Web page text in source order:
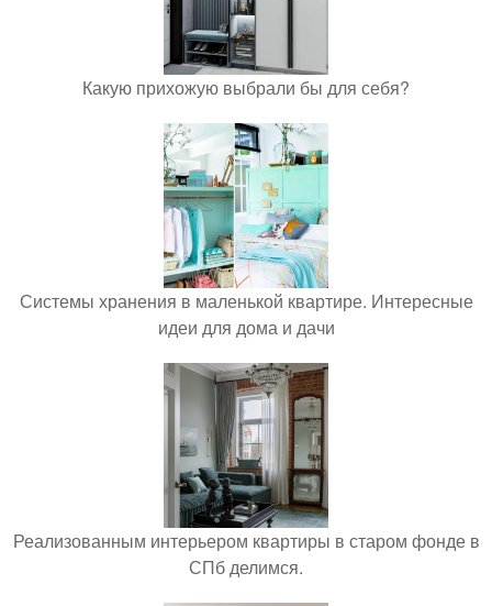
Какую прихожую выбрали бы для себя?
Системы хранения в маленькой квартире. Интересные
идеи для дома и дачи
Реализованным интерьером квартиры в старом фонде в
СПб делимся.